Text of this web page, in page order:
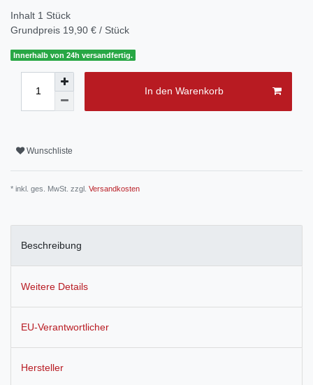
Inhalt 1 Stück
Grundpreis 19,90 € / Stück
Innerhalb von 24h versandfertig.
In den Warenkorb
Wunschliste
* inkl. ges. MwSt. zzgl. Versandkosten
Beschreibung
Weitere Details
EU-Verantwortlicher
Hersteller